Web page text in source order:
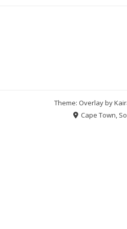
Theme: Overlay by
Cape Town,